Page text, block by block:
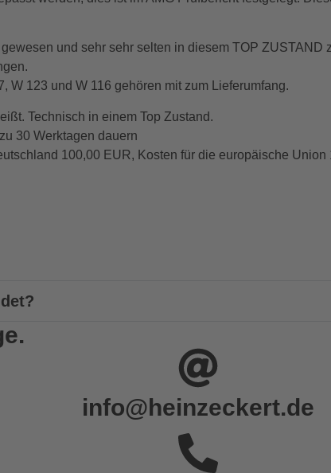
und sehr sehr selten in diesem TOP ZUSTAND
W 123 und W 116 gehören mit zum Lieferumfang.
Technisch in einem Top Zustand.
30 Werktagen dauern
100,00 EUR, Kosten für die europäische
info@heinzeckert.de